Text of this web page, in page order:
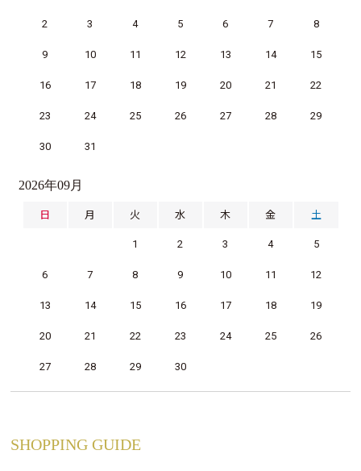
2 3 4 5 6 7 8
9 10 11 12 13 14 15
16 17 18 19 20 21 22
23 24 25 26 27 28 29
30 31
2026年09月
日 月 火 水 木 金 土
1 2 3 4 5
6 7 8 9 10 11 12
13 14 15 16 17 18 19
20 21 22 23 24 25 26
27 28 29 30
SHOPPING GUIDE